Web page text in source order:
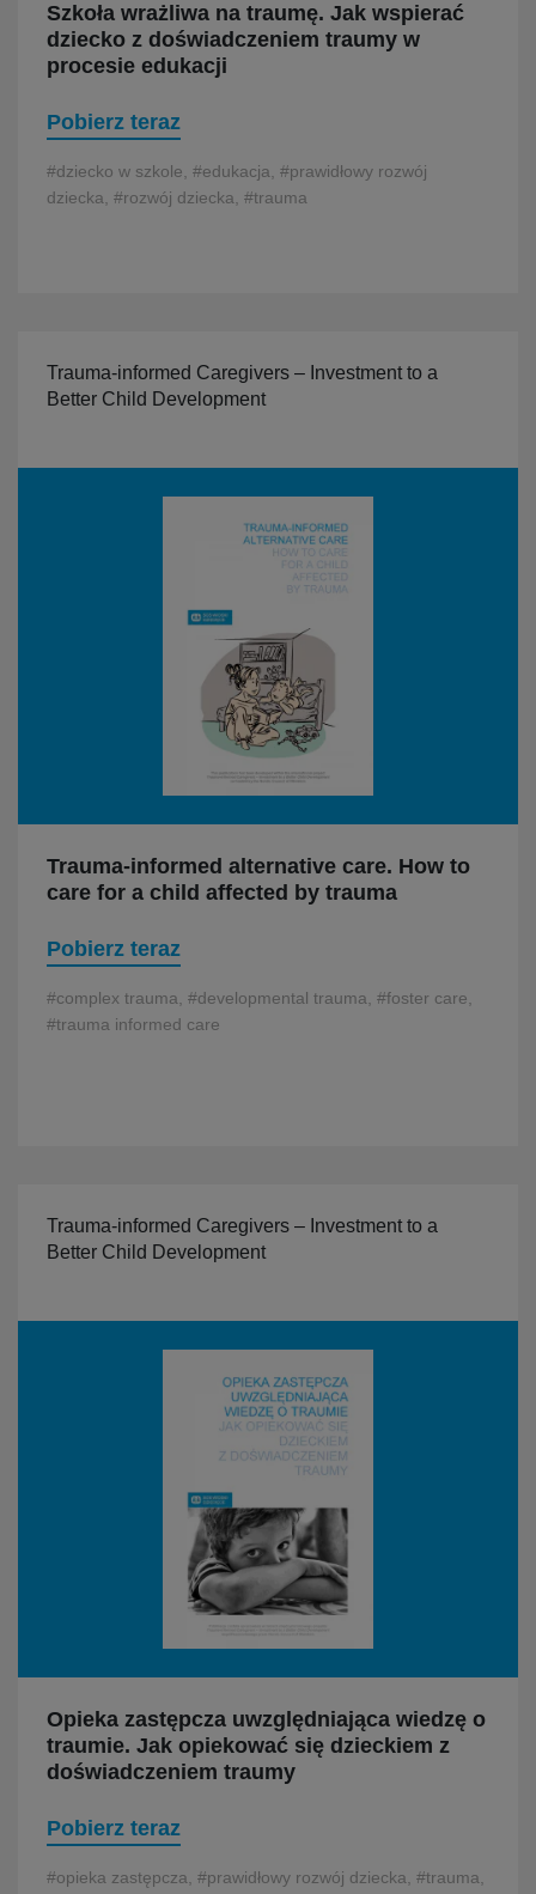
Szkoła wrażliwa na traumę. Jak wspierać
dziecko z doświadczeniem traumy w
procesie edukacji
Pobierz teraz
#dziecko w szkole, #edukacja, #prawidłowy rozwój
dziecka, #rozwój dziecka, #trauma
Trauma-informed Caregivers – Investment to a
Better Child Development
Trauma-informed alternative care. How to
care for a child affected by trauma
Pobierz teraz
#complex trauma, #developmental trauma, #foster care,
#trauma informed care
Trauma-informed Caregivers – Investment to a
Better Child Development
Opieka zastępcza uwzględniająca wiedzę o
traumie. Jak opiekować się dzieckiem z
doświadczeniem traumy
Pobierz teraz
#opieka zastępcza, #prawidłowy rozwój dziecka, #trauma,